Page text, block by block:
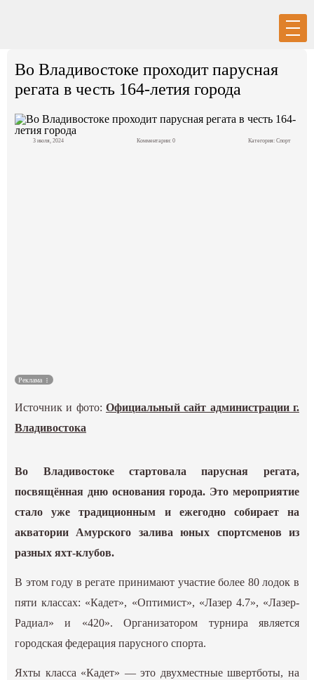
Спецпроекты
Во Владивостоке проходит парусная
регата в честь 164-летия города
3 июля, 2024 Комментарии: 0 Категория: Спорт
Реклама
Источник и фото: Официальный сайт администрации г.
Владивостока
Во Владивостоке стартовала парусная регата,
посвящённая дню основания города. Это мероприятие
стало уже традиционным и ежегодно собирает на
акватории Амурского залива юных спортсменов из
разных яхт-клубов.
В этом году в регате принимают участие более 80 лодок в
пяти классах: «Кадет», «Оптимист», «Лазер 4.7», «Лазер-
Радиал» и «420». Организатором турнира является
городская федерация парусного спорта.
Яхты класса «Кадет» — это двухместные швертботы, на